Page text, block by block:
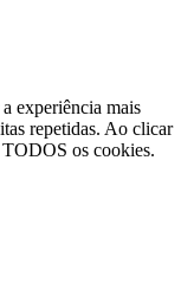
experiência mais
repetidas. Ao clicar
os cookies.